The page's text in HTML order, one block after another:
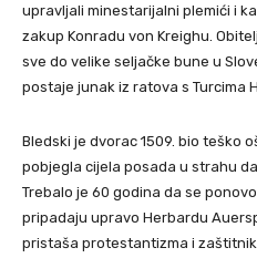
upravljali minestarijalni plemići i
zakup Konradu von Kreighu.
sve do velike seljačke bune u
postaje junak iz ratova s Turcima
Bledski je dvorac 1509. bio teško
pobjegla cijela posada u strahu
Trebalo je 60 godina da se
pripadaju upravo Herbardu
pristaša protestantizma i